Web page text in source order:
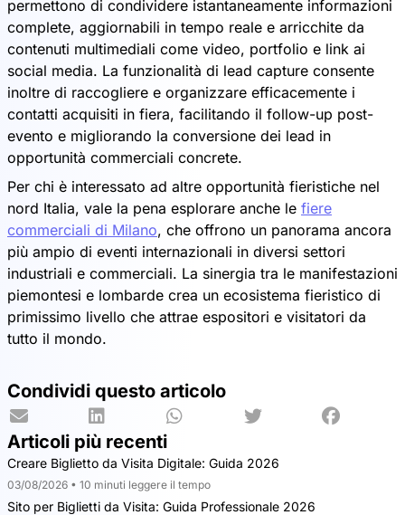
permettono di condividere istantaneamente informazioni
complete, aggiornabili in tempo reale e arricchite da
contenuti multimediali come video, portfolio e link ai
social media. La funzionalità di lead capture consente
inoltre di raccogliere e organizzare efficacemente i
contatti acquisiti in fiera, facilitando il follow-up post-
evento e migliorando la conversione dei lead in
opportunità commerciali concrete.
Per chi è interessato ad altre opportunità fieristiche nel
nord Italia, vale la pena esplorare anche le fiere
commerciali di Milano, che offrono un panorama ancora
più ampio di eventi internazionali in diversi settori
industriali e commerciali. La sinergia tra le manifestazioni
piemontesi e lombarde crea un ecosistema fieristico di
primissimo livello che attrae espositori e visitatori da
tutto il mondo.
Condividi questo articolo
Articoli più recenti
Creare Biglietto da Visita Digitale: Guida 2026
03/08/2026 • 10 minuti leggere il tempo
Sito per Biglietti da Visita: Guida Professionale 2026